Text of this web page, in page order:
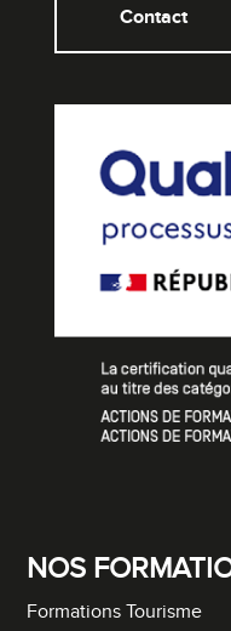
Contact
NOS
Formations Tourisme